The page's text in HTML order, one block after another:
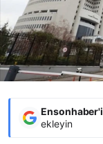
Ensonhaber'i
ekleyin